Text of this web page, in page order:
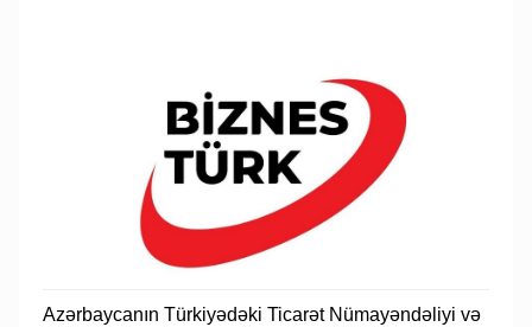
Azərbaycanın Türkiyədəki Ticarət Nümayəndəliyi və